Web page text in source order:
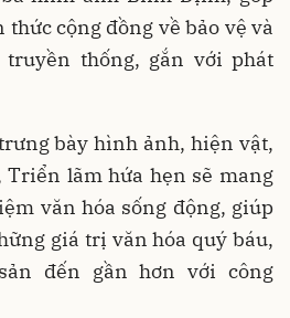
cộng đồng về bảo vệ và
thống, gắn với phát
bày hình ảnh, hiện vật,
Triển lãm hứa hẹn sẽ mang
văn hóa sống động, giúp
giá trị văn hóa quý báu,
đến gần hơn với công